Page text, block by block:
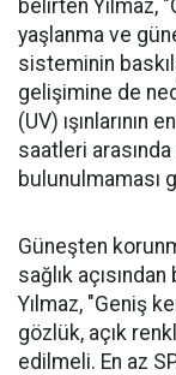
belirten Yılmaz,
yaşlanma ve
sisteminin
gelişimine de
(UV)
saatleri
bulunulmaması
Güneşten
sağlık
Yılmaz, "Geniş
gözlük, açık
edilmeli. En az